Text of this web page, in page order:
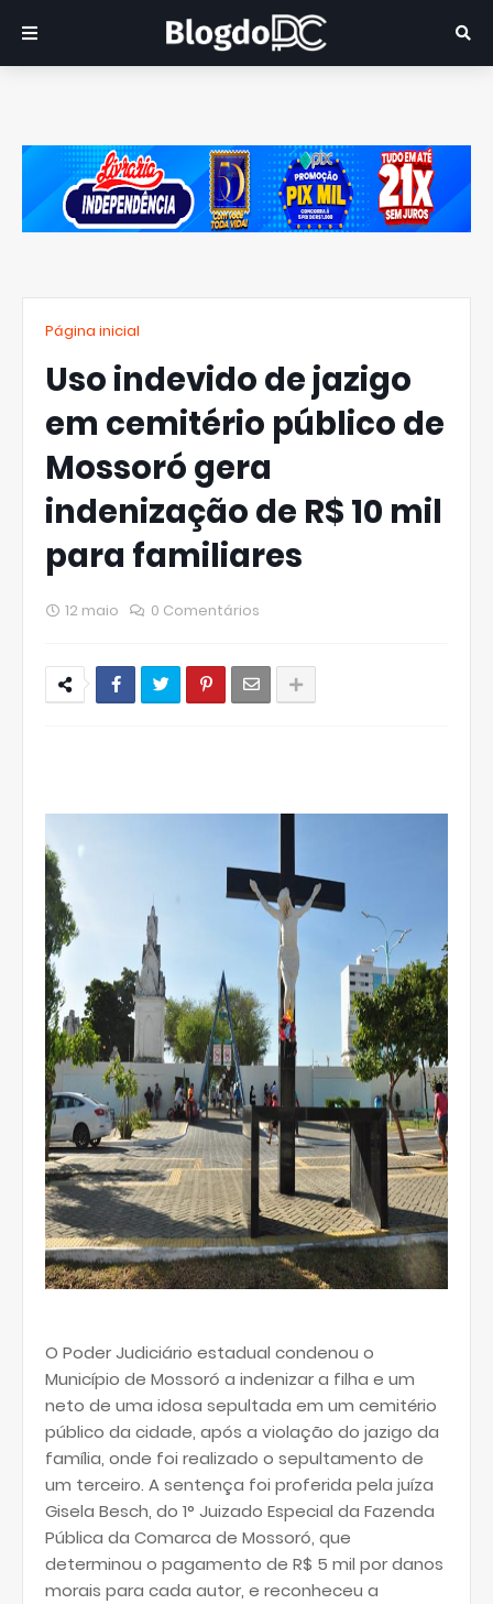
Página inicial
Uso indevido de jazigo
em cemitério público de
Mossoró gera
indenização de R$ 10 mil
para familiares
12 maio 0 Comentários
O Poder Judiciário estadual condenou o
Município de Mossoró a indenizar a filha e um
neto de uma idosa sepultada em um cemitério
público da cidade, após a violação do jazigo da
família, onde foi realizado o sepultamento de
um terceiro. A sentença foi proferida pela juíza
Gisela Besch, do 1° Juizado Especial da Fazenda
Pública da Comarca de Mossoró, que
determinou o pagamento de R$ 5 mil por danos
morais para cada autor, e reconheceu a